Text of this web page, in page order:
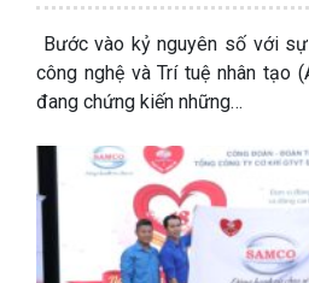
Bước vào kỷ nguyên số với
công nghệ và Trí tuệ nhân tạo
đang chứng kiến những…